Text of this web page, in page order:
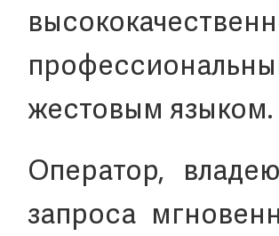
жестовым языком.
Оператор,
запроса